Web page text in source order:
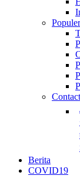
Berita
COVID19